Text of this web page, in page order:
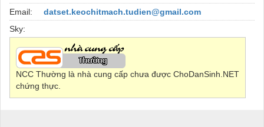
Email:
datset.keochitmach.tudien@gmail.com
Sky:
NCC Thường là nhà cung cấp chưa được ChoDanSinh.NET
chứng thực.